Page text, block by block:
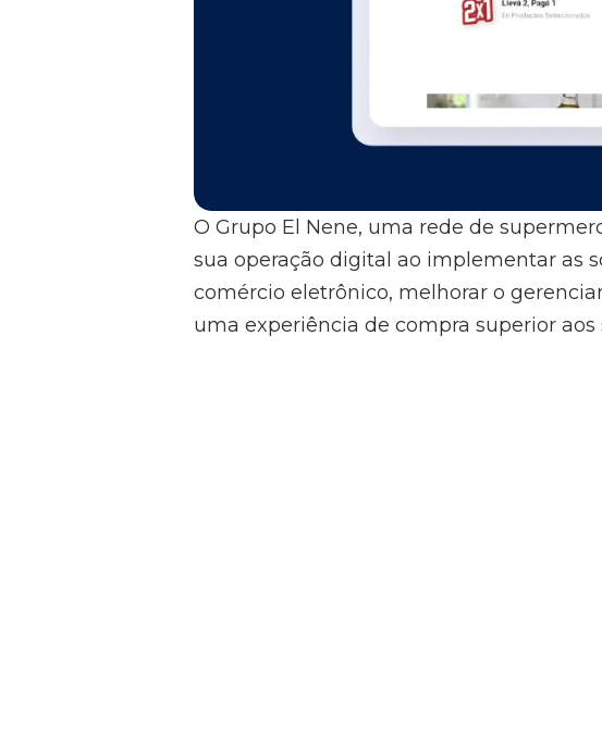
O Grupo El Nene, uma rede de
sua operação digital ao implementar as
comércio eletrônico, melhorar o
uma experiência de compra superior aos